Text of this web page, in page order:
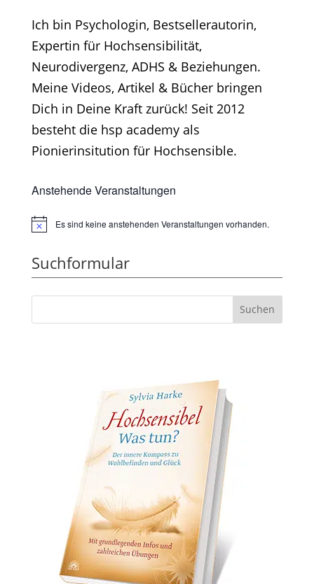
Ich bin Psychologin, Bestsellerautorin,
Expertin für Hochsensibilität,
Neurodivergenz, ADHS & Beziehungen.
Meine Videos, Artikel & Bücher bringen
Dich in Deine Kraft zurück! Seit 2012
besteht die hsp academy als
Pionierinsitution für Hochsensible.
Anstehende Veranstaltungen
HinweisEs sind keine anstehenden Veranstaltungen vorhanden.
Suchformular